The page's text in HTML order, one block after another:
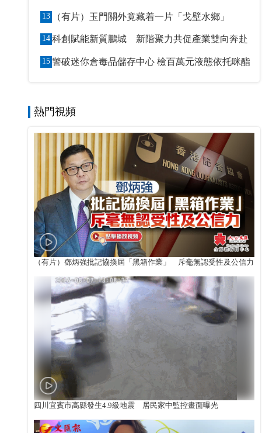
13 （有片）玉門關外竟藏着一片「戈壁水鄉」
14 科創賦能新質鵬城 新階聚力共促產業雙向奔赴
15 警破迷你倉毒品儲存中心 檢百萬元液態依托咪酯
熱門視頻
（有片）鄧炳強批記協換屆「黑箱作業」 斥毫無認受性及公信力
四川宜賓市高縣發生4.9級地震 居民家中監控畫面曝光